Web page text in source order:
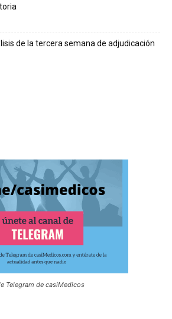
de la tercera semana de adjudicación
Telegram de casiMedicos